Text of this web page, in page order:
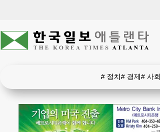
# 정치# 경제# 사회